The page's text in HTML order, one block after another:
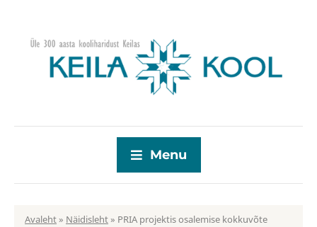
Menu
Avaleht» Näidisleht» PRIA projektis osalemise kokkuvõte